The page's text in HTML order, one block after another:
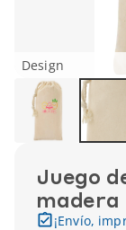
Design
Juego
madera
¡Envío,